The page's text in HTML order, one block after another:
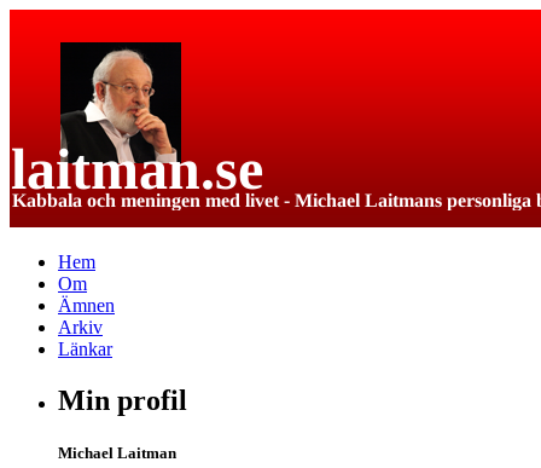
Hem
Om
Ämnen
Arkiv
Länkar
Min profil
Michael Laitman